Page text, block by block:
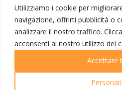
Utilizziamo i cookie per
navigazione, offrirti pubblicità o
analizzare il nostro traffico.
acconsenti al nostro utilizzo dei
Accettare
MONDO IOT
I NOSTRI